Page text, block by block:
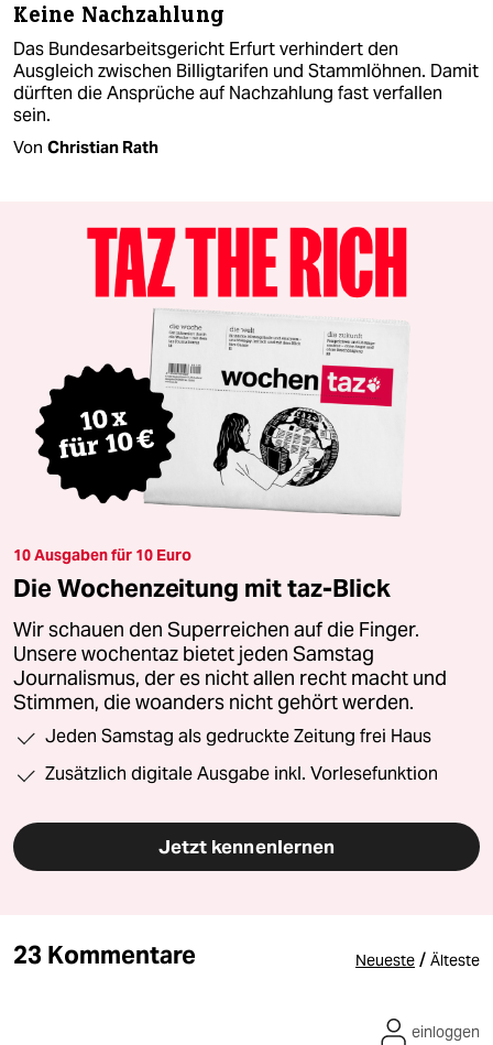
Keine Nachzahlung
Das Bundesarbeitsgericht Erfurt verhindert den
Ausgleich zwischen Billigtarifen und Stammlöhnen. Damit
dürften die Ansprüche auf Nachzahlung fast verfallen
sein.
Von Christian Rath
10 Ausgaben für 10 Euro
Die Wochenzeitung mit taz-Blick
Wir schauen den Superreichen auf die Finger.
Unsere wochentaz bietet jeden Samstag
Journalismus, der es nicht allen recht macht und
Stimmen, die woanders nicht gehört werden.
Jeden Samstag als gedruckte Zeitung frei Haus
Zusätzlich digitale Ausgabe inkl. Vorlesefunktion
Jetzt kennenlernen
23 Kommentare Neueste / Älteste
einloggen